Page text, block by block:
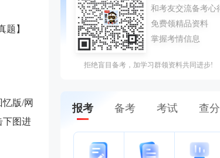
题 】
版/网
下图进
拒绝盲目备考，加学习群领资料共同进步!
报考 备考 考试 查分